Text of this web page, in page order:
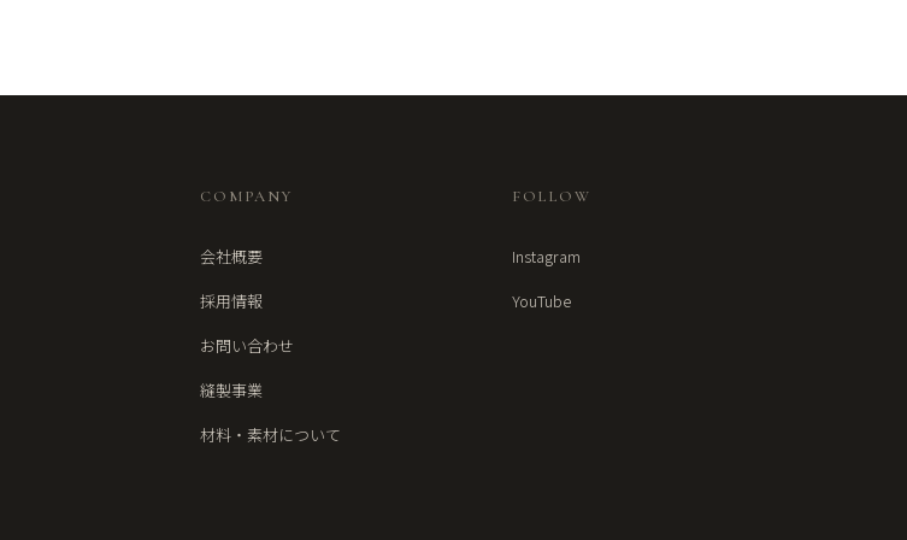
COMPANY
会社概要
採用情報
お問い合わせ
縫製事業
材料・素材について
FOLLOW
Instagram
YouTube